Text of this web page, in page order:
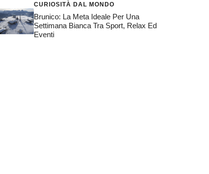
CURIOSITÀ DAL MONDO
Brunico: La Meta Ideale Per Una
Settimana Bianca Tra Sport, Relax Ed
Eventi